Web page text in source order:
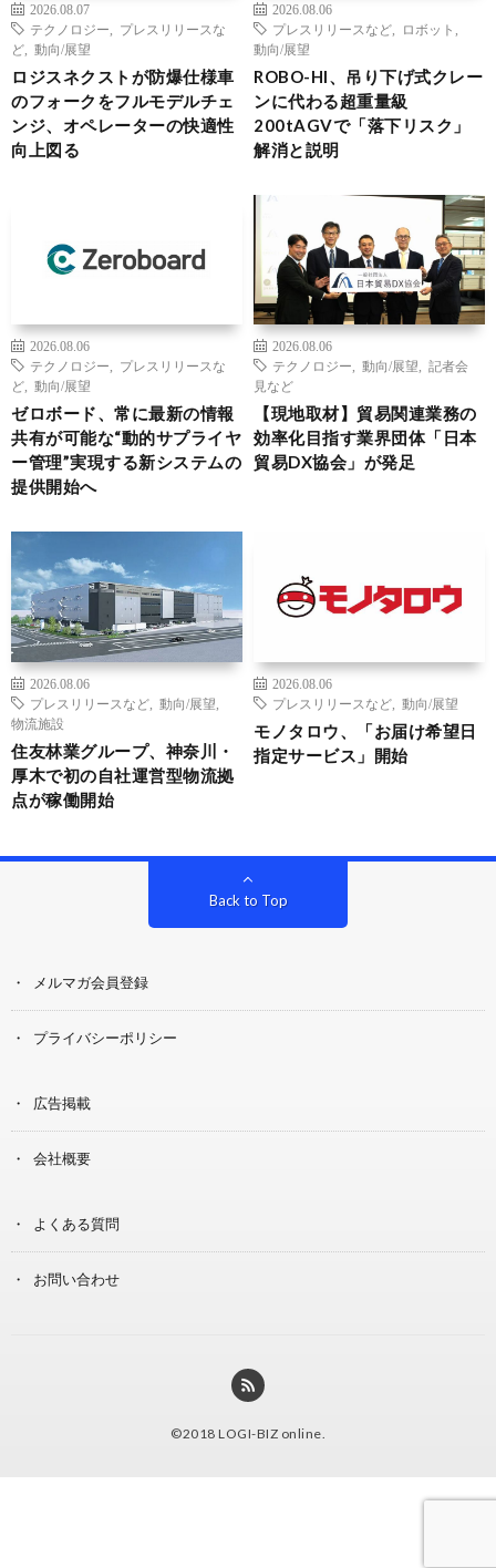
2026.08.07
テクノロジー
プレスリリースな
ど
動向/展望
ロジスネクストが防爆仕様車
のフォークをフルモデルチェ
ンジ、オペレーターの快適性
向上図る
2026.08.06
プレスリリースなど
ロボット
動向/展望
ROBO-HI、吊り下げ式クレー
ンに代わる超重量級
200tAGVで「落下リスク」
解消と説明
2026.08.06
テクノロジー
プレスリリースな
ど
動向/展望
ゼロボード、常に最新の情報
共有が可能な“動的サプライヤ
ー管理”実現する新システムの
提供開始へ
2026.08.06
テクノロジー
動向/展望
記者会
見など
【現地取材】貿易関連業務の
効率化目指す業界団体「日本
貿易DX協会」が発足
2026.08.06
プレスリリースなど
動向/展望
物流施設
住友林業グループ、神奈川・
厚木で初の自社運営型物流拠
点が稼働開始
2026.08.06
プレスリリースなど
動向/展望
モノタロウ、「お届け希望日
指定サービス」開始
Back to Top
メルマガ会員登録
プライバシーポリシー
広告掲載
会社概要
よくある質問
お問い合わせ
©2018 LOGI-BIZ online